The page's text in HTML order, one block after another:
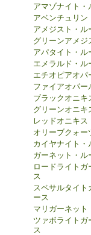
アマゾナイト・
アベンチュリン
アメジスト・ル
グリーンアメジ
アパタイト・ル
エメラルド・ル
エチオピアオパ
ファイアオパー
ブラックオニキ
グリーンオニキ
レッドオニキス
オリーブクォー
カイヤナイト・
ガーネット・ル
ロードライトガ
ス
スペサルタイト
ース
マリガーネット
ツァボライトガ
ス